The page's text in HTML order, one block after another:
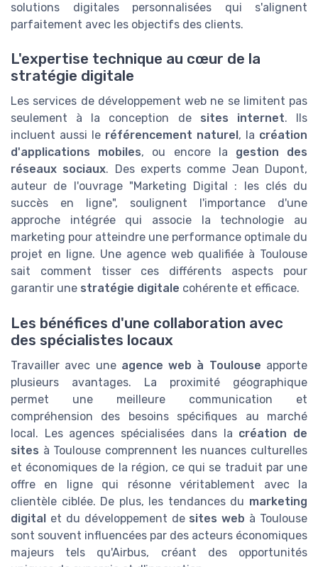
solutions digitales personnalisées qui s'alignent
parfaitement avec les objectifs des clients.
L'expertise technique au cœur de la
stratégie digitale
Les services de développement web ne se limitent pas
seulement à la conception de sites internet. Ils
incluent aussi le référencement naturel , la création
d'applications mobiles, ou encore la gestion des
réseaux sociaux. Des experts comme Jean Dupont,
auteur de l'ouvrage "Marketing Digital : les clés du
succès en ligne", soulignent l'importance d'une
approche intégrée qui associe la technologie au
marketing pour atteindre une performance optimale du
projet en ligne. Une agence web qualifiée à Toulouse
sait comment tisser ces différents aspects pour
garantir une stratégie digitale cohérente et efficace.
Les bénéfices d'une collaboration avec
des spécialistes locaux
Travailler avec une agence web à Toulouse apporte
plusieurs avantages. La proximité géographique
permet une meilleure communication et
compréhension des besoins spécifiques au marché
local. Les agences spécialisées dans la création de
sites à Toulouse comprennent les nuances culturelles
et économiques de la région, ce qui se traduit par une
offre en ligne qui résonne véritablement avec la
clientèle ciblée. De plus, les tendances du marketing
digital et du développement de sites web à Toulouse
sont souvent influencées par des acteurs économiques
majeurs tels qu'Airbus, créant des opportunités